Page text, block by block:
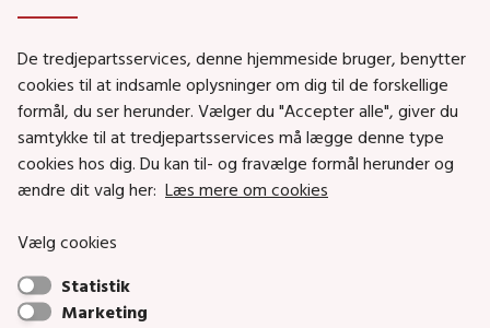
Social- og Boligministeriet
Job i Social- og Boligstyrelsen
Puljer og tilskud
Nyhedsbreve
Social- og Boligstyrelsens nyheder som RSS feed
De tredjepartsservices, denne hjemmeside bruger, benytter
cookies til at indsamle oplysninger om dig til de forskellige
formål, du ser herunder. Vælger du "Accepter alle", giver du
samtykke til at tredjepartsservices må lægge denne type
cookies hos dig. Du kan til- og fravælge formål herunder og
ændre dit valg her: Læs mere om cookies
Vælg cookies
Statistik
Marketing